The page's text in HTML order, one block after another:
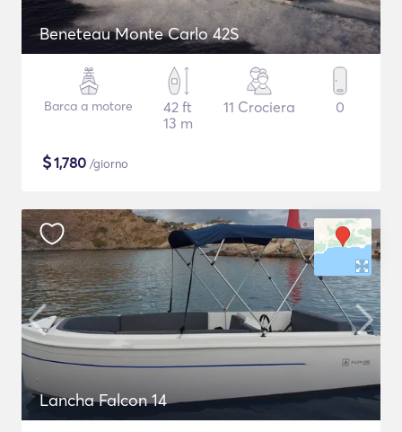
Beneteau Monte Carlo 42S
Barca a motore
42 ft
13 m
11 Crociera 0
$1,780 /giorno
Lancha Falcon 14